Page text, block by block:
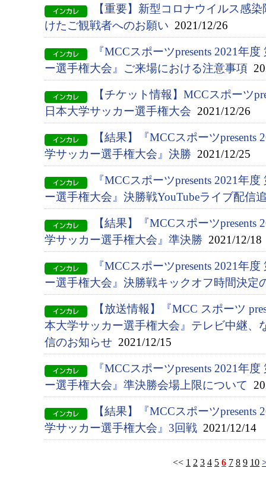
【重要】新型コロナウイルス感
けたご観戦者へのお願い 2021/12/26
『MCCスポーツpresents 2021年
ー選手権大会』ご来場における注意事項
【チケット情報】MCCスポーツ
日本大学サッカー選手権大会 2021/12/26
【結果】『MCCスポーツ
学サッカー選手権大会』決勝 2021/12/25
『MCCスポーツpresents 2021年
ー選手権大会』決勝戦YouTubeライブ配信
【結果】『MCCスポーツ
学サッカー選手権大会』準決勝 2021/12/18
『MCCスポーツpresents 2021年
ー選手権大会』決勝戦キックオフ時間決定
【放送情報】『MCC スポーツ
本大学サッカー選手権大会』テレビ中継、
信のお知らせ 2021/12/15
『MCCスポーツpresents 2021年
ー選手権大会』準決勝会場上限について
【結果】『MCCスポーツ
学サッカー選手権大会』3回戦 2021/12/14
<< 1 2 3 4 5 6 7 8 9 10